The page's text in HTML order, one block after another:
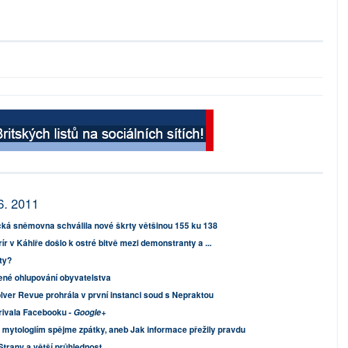
2011
sněmovna schválila nové škrty většinou 155 ku 138
v Káhiře došlo k ostré bitvě mezi demonstranty a ...
ohlupování obyvatelstva
Revue prohrála v první instanci soud s Nepraktou
Facebooku -Google+
mytologiím spějme zpátky, aneb Jak informace přežily pravdu